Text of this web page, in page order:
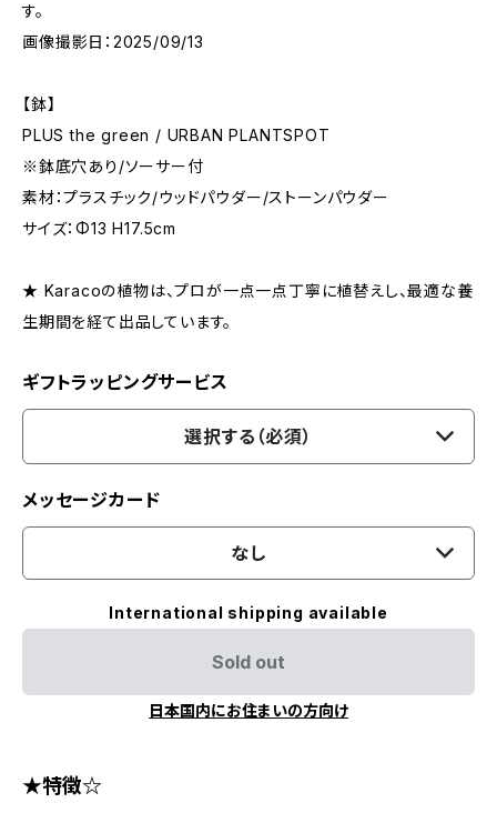
す。
画像撮影日：2025/09/13
【鉢】
PLUS the green / URBAN PLANTSPOT
※鉢底穴あり/ソーサー付
素材：プラスチック/ウッドパウダー/ストーンパウダー
サイズ：Φ13 H17.5cm
★ Karacoの植物は、プロが一点一点丁寧に植替えし、最適な養
生期間を経て出品しています。
ギフトラッピングサービス
選択する（必須）
メッセージカード
なし
International shipping available
Sold out
日本国内にお住まいの方向け
★特徴☆